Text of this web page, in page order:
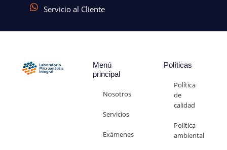
Servicio al Cliente
Menú
principal
Nosotros
Servicios
Exámenes
Políticas
Política
de
calidad
Política
ambiental